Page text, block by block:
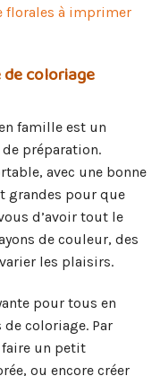
florales à imprimer
de coloriage
famille est un
préparation.
avec une bonne
grandes pour que
d’avoir tout le
de couleur, des
les plaisirs.
pour tous en
coloriage. Par
un petit
ou encore créer